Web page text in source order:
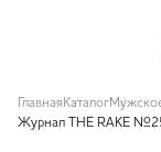
Главная Каталог
Журнал THE RAKE